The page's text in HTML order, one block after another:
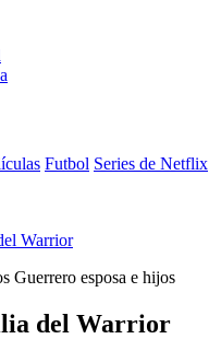
Futbol Series de Netflix
Warrior
del Warrior